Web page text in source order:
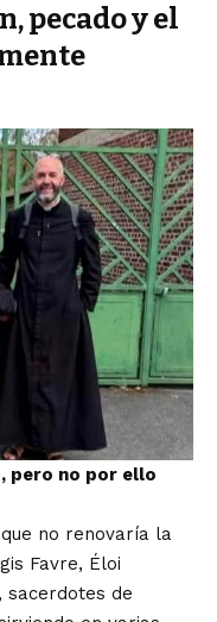
pecado y el
pero no por ello
no renovaría la
Favre, Éloi
sacerdotes de